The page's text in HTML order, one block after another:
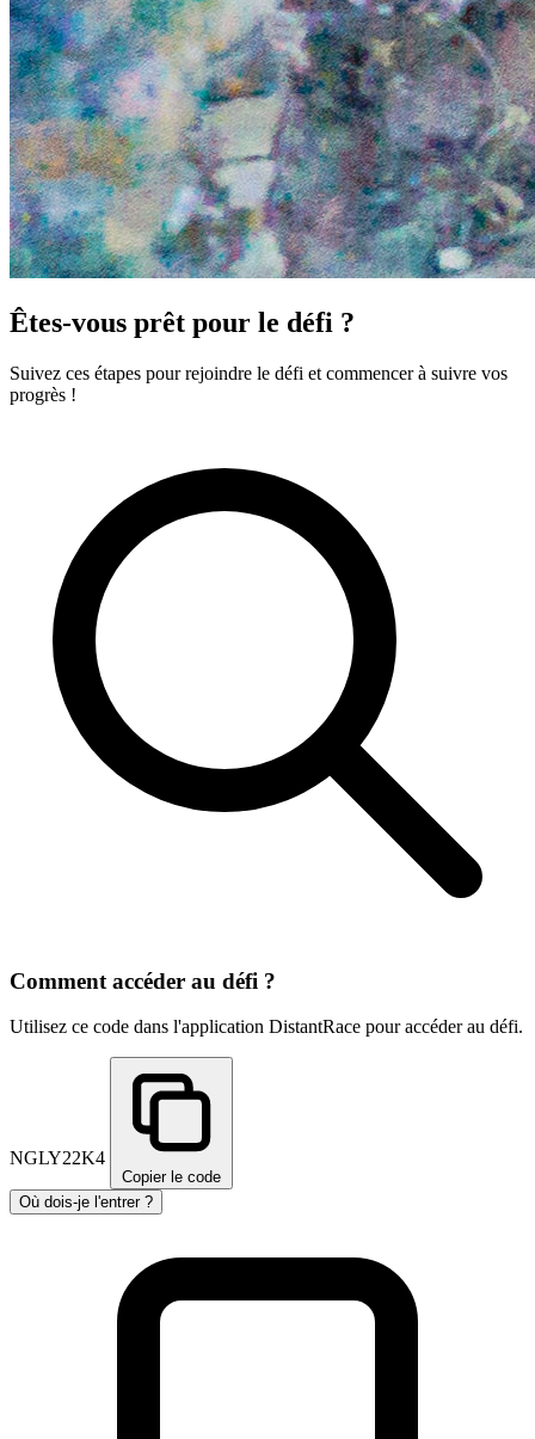
Êtes-vous prêt pour le défi ?
Suivez ces étapes pour rejoindre le défi et commencer à suivre vos
progrès !
Comment accéder au défi ?
Utilisez ce code dans l'application DistantRace pour accéder au défi.
NGLY22K4
Copier le code
Où dois-je l'entrer ?